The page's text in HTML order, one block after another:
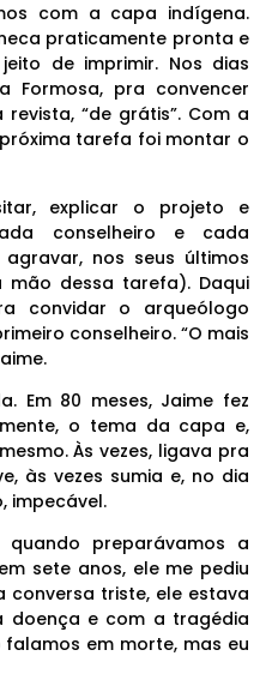
com a capa indígena.
praticamente pronta e
de imprimir. Nos dias
Formosa, pra convencer
“de grátis”. Com a
tarefa foi montar o
explicar o projeto e
conselheiro e cada
nos seus últimos
mão dessa tarefa). Daqui
convidar o arqueólogo
conselheiro. “O mais
Em 80 meses, Jaime fez
o tema da capa e,
Às vezes, ligava pra
às vezes sumia e, no dia
impecável.
preparávamos a
sete anos, ele me pediu
conversa triste, ele estava
doença e com a tragédia
em morte, mas eu